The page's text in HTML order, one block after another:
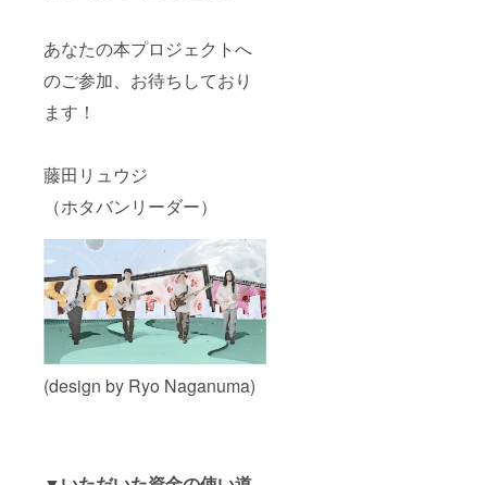
あなたの本プロジェクトへ
のご参加、お待ちしており
ます！
藤田リュウジ
（ホタバンリーダー）
(design by Ryo Naganuma)